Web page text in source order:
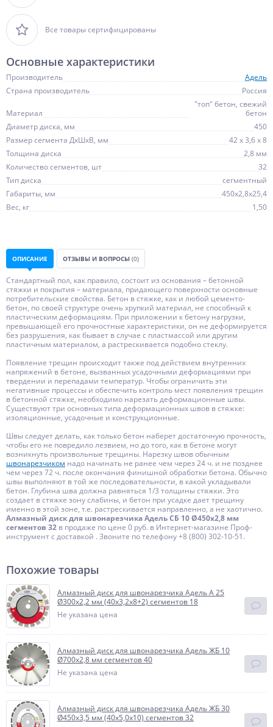
Все товары сертифицированы
Основные характеристики
Производитель
Адель
Страна производитель
Россия
Материал
"топ" бетон, свежий
бетон
Диаметр диска, мм
450
Размер сегмента ДхШхВ, мм
42 х 3,6 х 8
Толщина диска
2,8 мм
Количество сегментов, шт
32
Тип диска
сегментный
Габариты, мм
450х2,8х25,4
Вес, кг
1,50
ОПИСАНИЕ ОТЗЫВЫ И ВОПРОСЫ (0)
Стандартный пол, как правило, состоит из основания – бетонной
стяжки и покрытия – материала, придающего поверхности основные
потребительские свойства. Бетон в стяжке, как и любой цементо-
бетон, по своей структуре очень хрупкий материал, не способный к
пластическим деформациям. При приложении к бетону нагрузки,
превышающей его прочностные характеристики, он не деформируется
без разрушения, как бывает в случае с пластмассой или другим
пластичным материалом, а растрескивается подобно стеклу.
Появление трещин происходит также под действием внутренних
напряжений в бетоне, вызванных усадочными деформациями при
твердении и перепадами температур. Чтобы ограничить эти
негативные процессы и обеспечить контроль мест появления трещин
в бетонной стяжке, необходимо нарезать деформационные швы.
Существуют три основных типа деформационных швов в стяжке:
изоляционные, усадочные и конструкционные.
Швы следует делать, как только бетон наберет достаточную прочность,
чтобы его не повредило лезвием, но до того, как в бетоне могут
возникнуть произвольные трещины. Нарезку швов обычным
швонарезчиком надо начинать не ранее чем через 24 ч. и не позднее
чем через 72 ч. после окончания финишной обработки бетона. Обычно
швы выполняют в той же последовательности, в какой укладывали
бетон. Глубина шва должна равняться 1/3 толщины стяжки. Это
создает в стяжке зону слабины, и бетон при усадке дает трещину
именно в этой зоне, т.е. растрескивается направленно, а не хаотично.
Алмазный диск для швонарезчика Адель СБ 10 Ø450x2,8 мм
сегментов 32 в продаже по цене 0 руб. в Интернет-магазине Проф-
инструмент с доставкой . Звоните по телефону +8 (800) 302-10-51.
Похожие товары
Алмазный диск для швонарезчика Адель А 25
Ø300x2,2 мм (40x3,2x8+2) сегментов 18
Не указана цена
Алмазный диск для швонарезчика Адель ЖБ 10
Ø700x2,8 мм сегментов 40
Не указана цена
Алмазный диск для швонарезчика Адель ЖБ 30
Ø450x3,5 мм (40x5,0x10) сегментов 32